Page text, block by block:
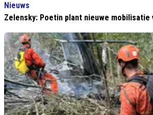
Nieuws
Zelensky: Poetin plant nieuwe mobilisatie